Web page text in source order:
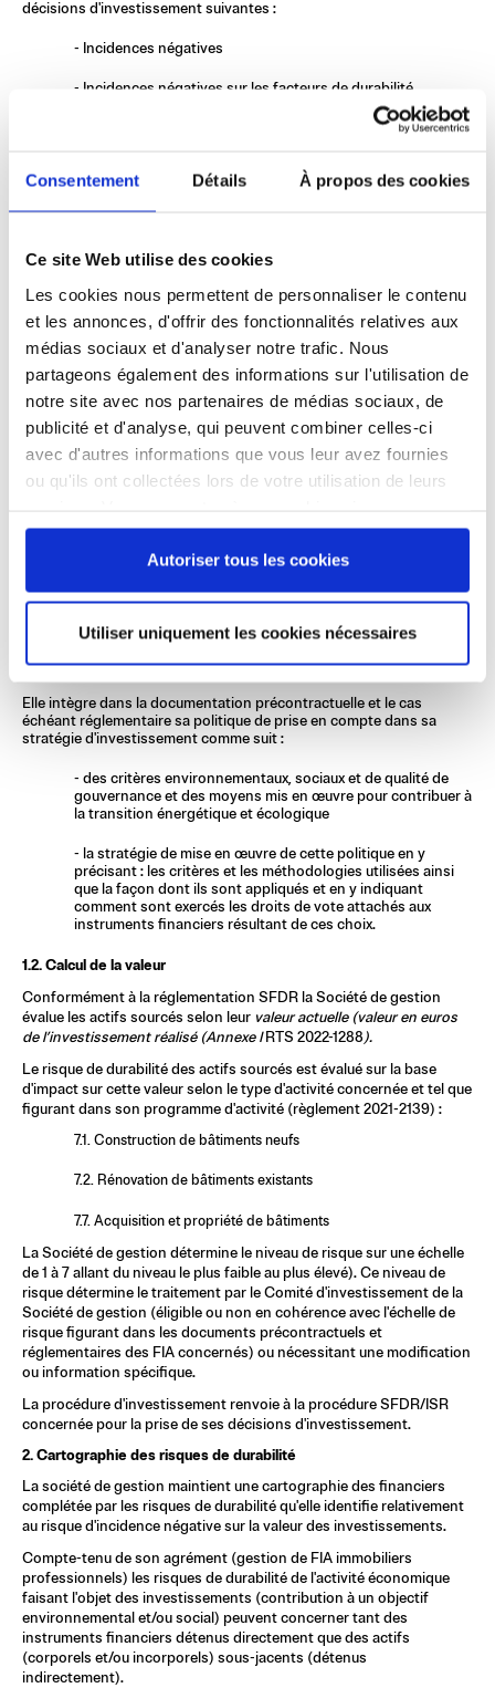
Consentement Détails À propos des cookies
Ce site Web utilise des cookies
Les cookies nous permettent de personnaliser le contenu
et les annonces, d'offrir des fonctionnalités relatives aux
médias sociaux et d'analyser notre trafic. Nous
partageons également des informations sur l'utilisation de
notre site avec nos partenaires de médias sociaux, de
publicité et d'analyse, qui peuvent combiner celles-ci
avec d'autres informations que vous leur avez fournies
ou qu'ils ont collectées lors de votre utilisation de leurs
continuez à utiliser notre site Web.
Autoriser tous les cookies
Utiliser uniquement les cookies nécessaires
décisions d'investissement suivantes :
- Incidences négatives
- Incidences négatives sur les facteurs de durabilité
- information sur les risques associés au changement
- information sur les risques liés à la biodiversité
de qualité de gouvernance.
- Moyens mis en œuvre pour contribuer à la transition
énergétique et écologique et stratégie de mise en œuvre de
cette politique.
- Critères et méthodologies utilisées.
- Modalités d'exercice des droits de vote attachés aux
instruments financiers résultant de ces choix
Victoires Haussmann SGP intègre également dans ses obligations
de trannsparenceles informations suivantes :
- la politique d'intégration des risques de durabilité dans la
politique d'investissement).
- une information sur les risques associés au changement
climatique
- une information sur les risques liés à la biodiversité
Elle intègre dans la documentation précontractuelle et le cas
échéant réglementaire sa politique de prise en compte dans sa
stratégie d'investissement comme suit :
- des critères environnementaux, sociaux et de qualité de
gouvernance et des moyens mis en œuvre pour contribuer à
la transition énergétique et écologique
- la stratégie de mise en œuvre de cette politique en y
précisant : les critères et les méthodologies utilisées ainsi
que la façon dont ils sont appliqués et en y indiquant
comment sont exercés les droits de vote attachés aux
instruments financiers résultant de ces choix.
1.2. Calcul de la valeur
Conformément à la réglementation SFDR la Société de gestion
évalue les actifs sourcés selon leur valeur actuelle (valeur en euros
de l’investissement réalisé (Annexe I RTS 2022-1288).
Le risque de durabilité des actifs sourcés est évalué sur la base
d'impact sur cette valeur selon le type d'activité concernée et tel que
figurant dans son programme d'activité (règlement 2021-2139) :
7.1. Construction de bâtiments neufs
7.2. Rénovation de bâtiments existants
7.7. Acquisition et propriété de bâtiments
La Société de gestion détermine le niveau de risque sur une échelle
de 1 à 7 allant du niveau le plus faible au plus élevé). Ce niveau de
risque détermine le traitement par le Comité d'investissement de la
Société de gestion (éligible ou non en cohérence avec l'échelle de
risque figurant dans les documents précontractuels et
réglementaires des FIA concernés) ou nécessitant une modification
ou information spécifique.
La procédure d'investissement renvoie à la procédure SFDR/ISR
concernée pour la prise de ses décisions d'investissement.
2. Cartographie des risques de durabilité
La société de gestion maintient une cartographie des financiers
complétée par les risques de durabilité qu'elle identifie relativement
au risque d'incidence négative sur la valeur des investissements.
Compte-tenu de son agrément (gestion de FIA immobiliers
professionnels) les risques de durabilité de l'activité économique
faisant l'objet des investissements (contribution à un objectif
environnemental et/ou social) peuvent concerner tant des
instruments financiers détenus directement que des actifs
(corporels et/ou incorporels) sous-jacents (détenus
indirectement).